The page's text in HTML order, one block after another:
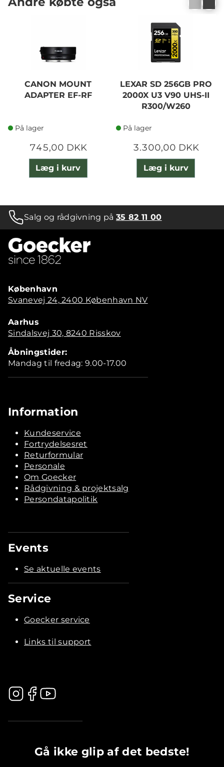
CANON MOUNT
ADAPTER EF-RF
På lager
745,00 DKK
Læg i kurv
LEXAR SD 256GB PRO
2000X U3 V90 UHS-II
R300/W260
På lager
3.300,00 DKK
Læg i kurv
Salg og rådgivning på35 82 11 00
København
Svanevej 24, 2400 København NV
Aarhus
Sindalsvej 30, 8240 Risskov
Åbningstider:
Mandag til fredag: 9.00-17.00
Information
Kundeservice
Fortrydelsesret
Returformular
Personale
Om Goecker
Rådgivning & projektsalg
Persondatapolitik
Events
Se aktuelle events
Service
Goecker service
Links til support
Gå ikke glip af det bedste!